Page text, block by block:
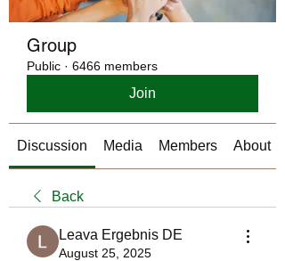
Group
Public · 6466 members
Join
Discussion Media Members About
Back
Leava Ergebnis DE
August 25, 2025